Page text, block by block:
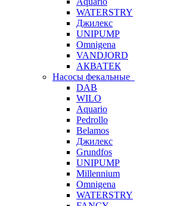
WATERSTRY
Джилекс
UNIPUMP
Omnigena
VANDJORD
АКВАТЕК
Насосы фекальные
DAB
WILO
Aquario
Pedrollo
Belamos
Джилекс
Grundfos
UNIPUMP
Millennium
Omnigena
WATERSTRY